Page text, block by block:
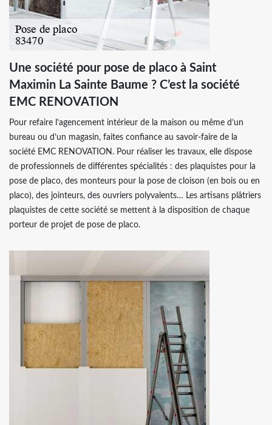
Une société pour pose de placo à Saint
Maximin La Sainte Baume ? C’est la société
EMC RENOVATION
Pour refaire l’agencement intérieur de la maison ou même d’un
bureau ou d’un magasin, faites confiance au savoir-faire de la
société EMC RENOVATION. Pour réaliser les travaux, elle dispose
de professionnels de différentes spécialités : des plaquistes pour la
pose de placo, des monteurs pour la pose de cloison (en bois ou en
placo), des jointeurs, des ouvriers polyvalents… Les artisans plâtriers
plaquistes de cette société se mettent à la disposition de chaque
porteur de projet de pose de placo.